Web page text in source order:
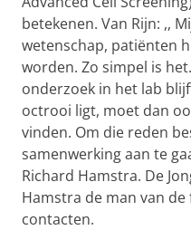
betekenen. Van Rijn: ,,
wetenschap, patiënten
worden. Zo simpel is
onderzoek in het lab
octrooi ligt, moet dan
vinden. Om die reden
samenwerking aan te
Richard Hamstra. De
Hamstra de man van
contacten.